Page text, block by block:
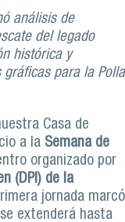
análisis de
del legado
histórica y
para la Polla
Casa de
a la Semana de
organizado por
(DPI) de la
jornada marcó
extenderá hasta